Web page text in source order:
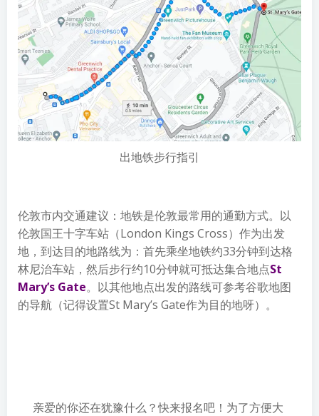
出地铁步行指引
伦敦市内交通建议：地铁是伦敦最常用的通勤方式。以
伦敦国王十字车站（London Kings Cross）作为出发
地，到达目的地路线为：首先乘坐地铁约33分钟到达格
林尼治车站，然后步行约10分钟就可抵达集合地点St
Mary’s Gate。以其他地点出发的路线可参考谷歌地图
的导航（记得设置St Mary’s Gate作为目的地呀）。
亲爱的你还在犹豫什么？快来报名吧！为了方便大